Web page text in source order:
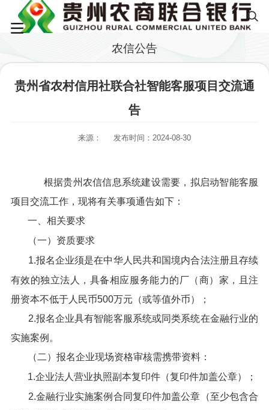
农信公告
贵州省农村信用社联合社智能客服项目交流通
告
来源： 发布时间：2024-08-30
根据贵州农信信息系统建设需要，拟启动智能客服
项目交流工作，现将有关事项通告如下：
一、相关要求
（一）资质要求
1.报名企业须是在中华人民共和国境内合法注册且存续
有效的独立法人，具备相应服务能力的厂（商）家，且注
册资本不低于人民币500万元（或等值外币）；
2.报名企业具有智能客服系统或同类系统在金融行业的
实施案例。
（二）报名企业现场资格审核需携带资料：
1.企业法人营业执照副本复印件（复印件加盖公章）；
2.金融行业实施案例合同复印件加盖公章（至少包含合